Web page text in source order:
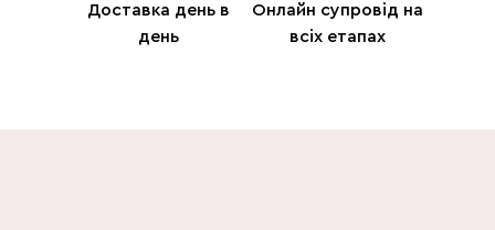
Доставка день в
день
Онлайн супровід на
всіх етапах